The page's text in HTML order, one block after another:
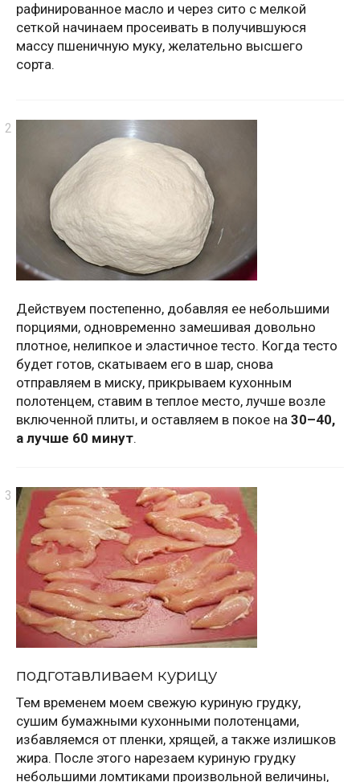
рафинированное масло и через сито с мелкой
сеткой начинаем просеивать в получившуюся
массу пшеничную муку, желательно высшего
сорта.
Действуем постепенно, добавляя ее небольшими
порциями, одновременно замешивая довольно
плотное, нелипкое и эластичное тесто. Когда тесто
будет готов, скатываем его в шар, снова
отправляем в миску, прикрываем кухонным
полотенцем, ставим в теплое место, лучше возле
включенной плиты, и оставляем в покое на 30–40,
а лучше 60 минут.
подготавливаем курицу
Тем временем моем свежую куриную грудку,
сушим бумажными кухонными полотенцами,
избавляемся от пленки, хрящей, а также излишков
жира. После этого нарезаем куриную грудку
небольшими ломтиками произвольной величины,